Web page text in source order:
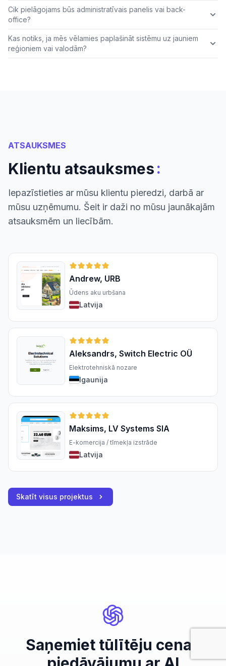
Cik pielāgojams būs administratīvais panelis vai back-
office?
Kas notiks, ja mēs vēlamies paplašināt sistēmu uz jauniem
reģioniem vai valodām?
ATSAUKSMES
Klientu atsauksmes:
Iepazīstieties ar mūsu klientu pieredzi, darbā ar
mūsu uzņēmumu. Šeit ir daži no mūsu jaunākajām
atsauksmēm un liecībām.
Andrew, URB
Ūdens aku urbšana
Latvija
Aleksandrs, Switch Electric OÜ
Elektrotehniskā nozare
Igaunija
Maksims, LV Systems SIA
E-komercija / tīmekļa izstrāde
Latvija
Skatīt visus projektus
Saņemiet tūlītēju cenas